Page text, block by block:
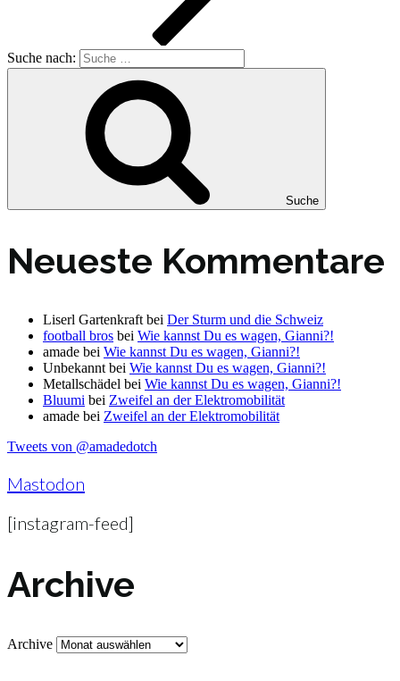
Suche nach:
Suche
Neueste Kommentare
Liserl Gartenkraft bei Der Sturm und die Schweiz
football bros bei Wie kannst Du es wagen, Gianni?!
amade bei Wie kannst Du es wagen, Gianni?!
Unbekannt bei Wie kannst Du es wagen, Gianni?!
Metallschädel bei Wie kannst Du es wagen, Gianni?!
Bluumi bei Zweifel an der Elektromobilität
amade bei Zweifel an der Elektromobilität
Tweets von @amadedotch
Mastodon
[instagram-feed]
Archive
Archive